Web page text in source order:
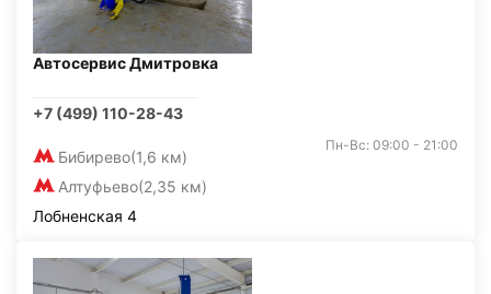
Автосервис Дмитровка
+7 (499) 110-28-43
Бибирево(1,6 км)
Алтуфьево(2,35 км)
Пн-Вс: 09:00 - 21:00
Лобненская 4